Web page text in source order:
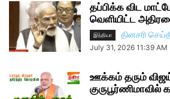
தப்பிக்க விட
வெளியிட்ட
இந்தியா தினசரி
July 31, 2026 11:39 AM
ஊக்கம் தரும்